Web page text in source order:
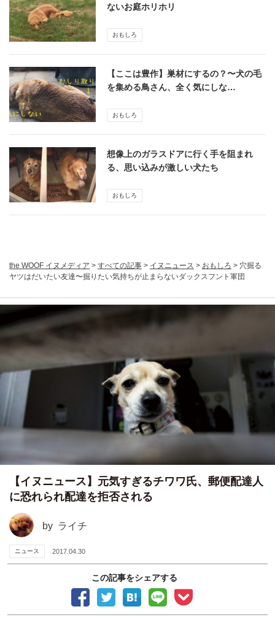
ないお庭ホリホリ
おもしろ
【ここは豊作】巣材にするの？〜犬の毛
を集める鳥さん、全く気にしな…
おもしろ
想像上のガラスドアに行く手を阻まれ
る、思い込みが激しい犬たち
おもしろ
the WOOF イヌメディア > すべての記事 > イヌニュース > おもしろ > 穴掘る
ヤツはだいたい友達〜掘りたい気持ちが止まらないダックスフント軍団
【イヌニュース】元気すぎるチワワ氏、郵便配達人
に恐れられ配達を拒否される
by ライチ
ニュース 2017.04.30
この記事をシェアする